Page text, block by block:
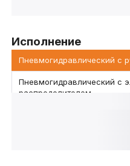
Исполнение
Пневмогидравлический с
Пневмогидравлический с
распределителем